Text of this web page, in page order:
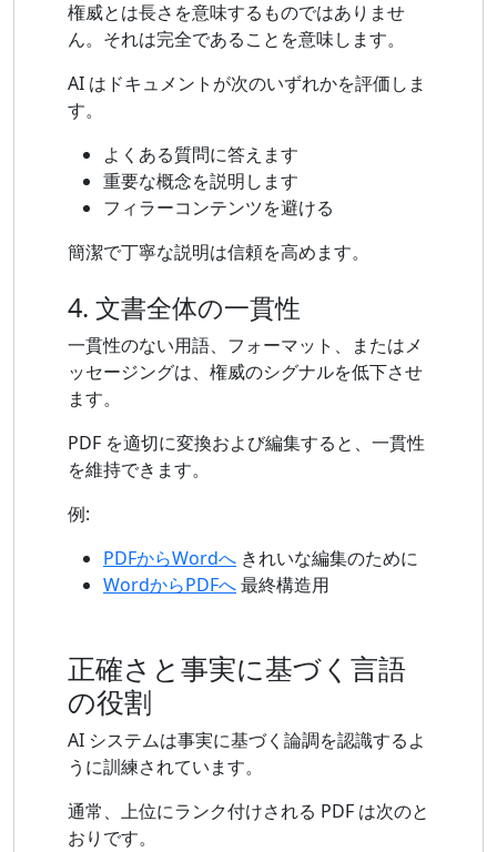
権威とは長さを意味するものではありませ
ん。それは完全であることを意味します。
AI はドキュメントが次のいずれかを評価しま
す。
よくある質問に答えます
重要な概念を説明します
フィラーコンテンツを避ける
簡潔で丁寧な説明は信頼を高めます。
4. 文書全体の一貫性
一貫性のない用語、フォーマット、またはメ
ッセージングは​​、権威のシグナルを低下させ
ます。
PDF を適切に変換および編集すると、一貫性
を維持できます。
例:
PDFからWordへ きれいな編集のために
WordからPDFへ最終構造用
正確さと事実に基づく言語
の役割
AI システムは事実に基づく論調を認識するよ
うに訓練されています。
通常、上位にランク付けされる PDF は次のと
おりです。